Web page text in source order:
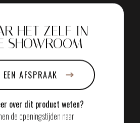
HET ZELF IN
SHOWROOM
AFSPRAAK
over dit product weten?
de openingstijden naar